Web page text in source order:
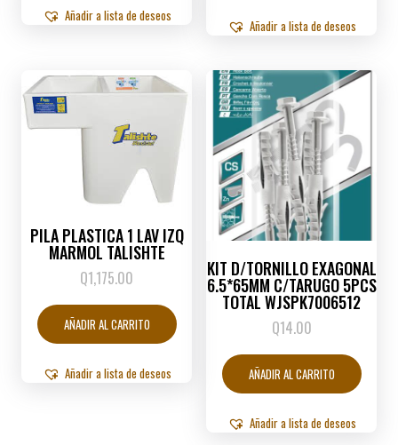
Añadir a lista de deseos
Añadir a lista de deseos
PILA PLASTICA 1 LAV IZQ
MARMOL TALISHTE
Q1,175.00
AÑADIR AL CARRITO
Añadir a lista de deseos
KIT D/TORNILLO EXAGONAL
6.5*65MM C/TARUGO 5PCS
TOTAL WJSPK7006512
Q14.00
AÑADIR AL CARRITO
Añadir a lista de deseos